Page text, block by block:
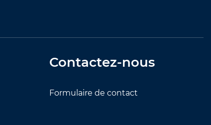
Contactez-nous
Formulaire de contact